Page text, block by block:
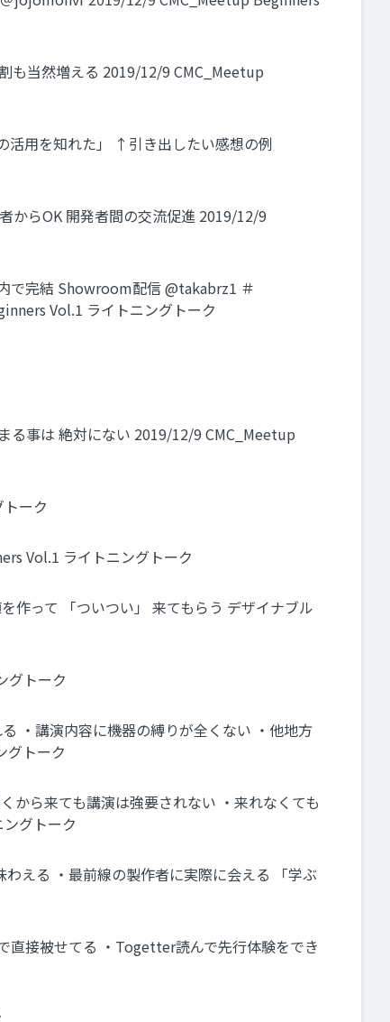
も当然増える 2019/12/9 CMC_Meetup
活用を知れた」 ↑引き出したい感想の例
からOK 開発者間の交流促進 2019/12/9
で完結 Showroom配信 @takabrz1 ＃
Vol.1 ライトニングトーク
る事は 絶対にない 2019/12/9 CMC_Meetup
ーク
Vol.1 ライトニングトーク
作って 「ついつい」 来てもらう デザイナブル
グトーク
・講演内容に機器の縛りが全くない ・他地方
グトーク
から来ても講演は強要されない ・来れなくても
グトーク
える ・最前線の製作者に実際に会える 「学ぶ
直接被せてる ・Togetter読んで先行体験をでき